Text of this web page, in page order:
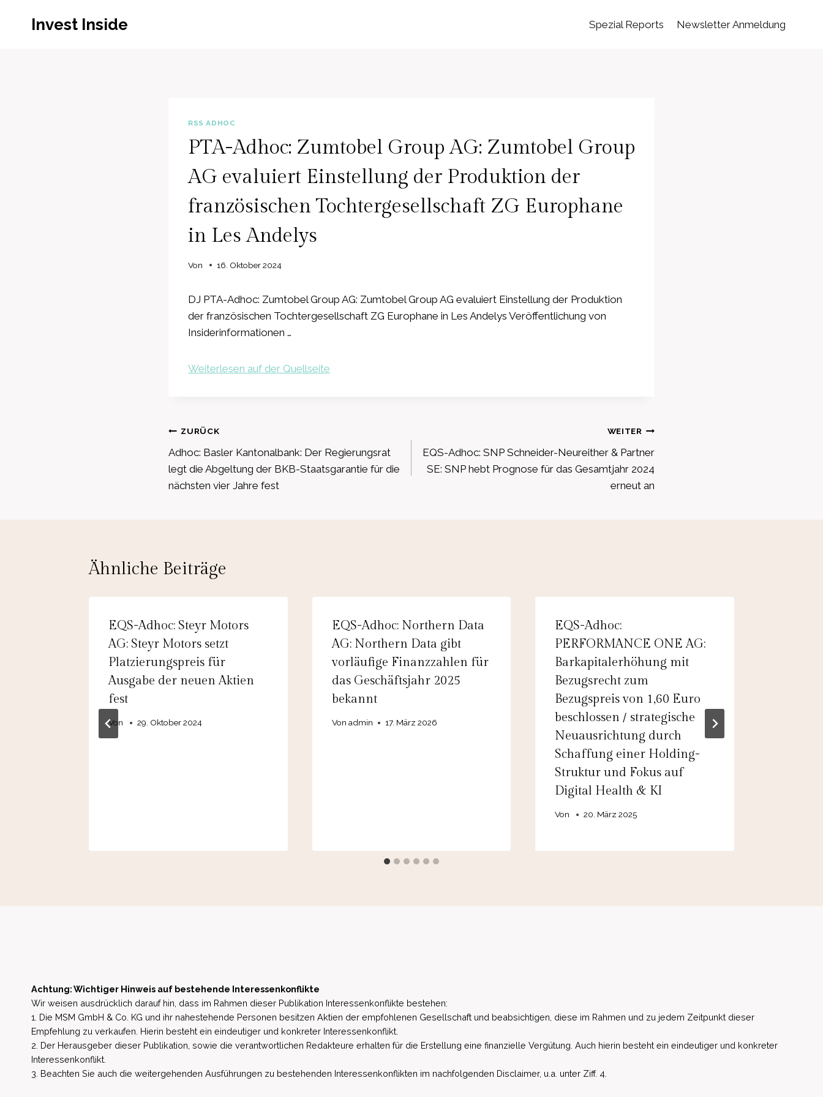
Invest Inside Spezial Reports Newsletter Anmeldung
RSS ADHOC
PTA-Adhoc: Zumtobel Group AG: Zumtobel Group
AG evaluiert Einstellung der Produktion der
französischen Tochtergesellschaft ZG Europhane
in Les Andelys
Von 16. Oktober 2024
DJ PTA-Adhoc: Zumtobel Group AG: Zumtobel Group AG evaluiert Einstellung der Produktion
der französischen Tochtergesellschaft ZG Europhane in Les Andelys Veröffentlichung von
Insiderinformationen …
Weiterlesen auf der Quellseite
Beitragsnavigation
ZURÜCK
Adhoc: Basler Kantonalbank: Der Regierungsrat
legt die Abgeltung der BKB-Staatsgarantie für die
nächsten vier Jahre fest
WEITER
EQS-Adhoc: SNP Schneider-Neureither & Partner
SE: SNP hebt Prognose für das Gesamtjahr 2024
erneut an
Ähnliche Beiträge
EQS-Adhoc: Steyr Motors
AG: Steyr Motors setzt
Platzierungspreis für
Ausgabe der neuen Aktien
fest
Von 29. Oktober 2024
EQS-Adhoc: Northern Data
AG: Northern Data gibt
vorläufige Finanzzahlen für
das Geschäftsjahr 2025
bekannt
Von admin 17. März 2026
EQS-Adhoc:
PERFORMANCE ONE AG:
Barkapitalerhöhung mit
Bezugsrecht zum
Bezugspreis von 1,60 Euro
beschlossen / strategische
Neuausrichtung durch
Schaffung einer Holding-
Struktur und Fokus auf
Digital Health & KI
Von 20. März 2025
Achtung: Wichtiger Hinweis auf bestehende Interessenkonflikte
Wir weisen ausdrücklich darauf hin, dass im Rahmen dieser Publikation Interessenkonflikte bestehen:
1. Die MSM GmbH & Co. KG und ihr nahestehende Personen besitzen Aktien der empfohlenen Gesellschaft und beabsichtigen, diese im Rahmen und zu jedem Zeitpunkt dieser
Empfehlung zu verkaufen. Hierin besteht ein eindeutiger und konkreter Interessenkonflikt.
2. Der Herausgeber dieser Publikation, sowie die verantwortlichen Redakteure erhalten für die Erstellung eine finanzielle Vergütung. Auch hierin besteht ein eindeutiger und konkreter
Interessenkonflikt.
3. Beachten Sie auch die weitergehenden Ausführungen zu bestehenden Interessenkonflikten im nachfolgenden Disclaimer, u.a. unter Ziff. 4.